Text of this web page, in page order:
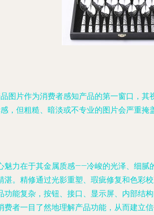
图片作为消费者感知产品的第一窗口，
，但粗糙、暗淡或不专业的图片会严重
魅力在于其金属质感——冷峻的光泽、细
。精修通过光影重塑、瑕疵修复和色彩
功能复杂，按钮、接口、显示屏、内部结
者一目了然地理解产品功能，从而建立信